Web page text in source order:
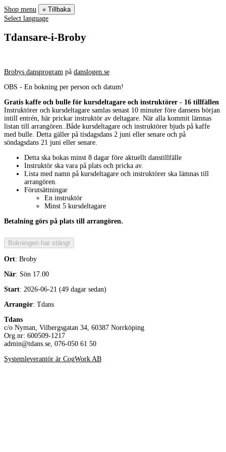
Shop menu
« Tillbaka
Select language
Tdansare-i-Broby
Brobys dansprogram på danslogen.se
OBS - En bokning per person och datum!
Gratis kaffe och bulle för kursdeltagare och instruktörer - 16 tillfällen
Instruktörer och kursdeltagare samlas senast 10 minuter före dansens början
intill entrén, här prickar instruktör av deltagare. När alla kommit lämnas
listan till arrangören..Både kursdeltagare och instruktörer bjuds på kaffe
med bulle. Detta gäller på tisdagsdans 2 juni eller senare och på
söndagsdans 21 juni eller senare.
Detta ska bokas minst 8 dagar före aktuellt danstillfälle
Instruktör ska vara på plats och pricka av.
Lista med namn på kursdeltagare och instruktörer ska lämnas till
arrangören.
Förutsättningar
En instruktör
Minst 5 kursdeltagare
Betalning görs på plats till arrangören.
Ort: Broby
När: Sön 17.00
Start: 2026-06-21 (49 dagar sedan)
Arrangör: Tdans
Tdans
c/o Nyman, Vilbergsgatan 34, 60387 Norrköping
Org.nr: 600509-1217
admin@tdans.se, 076-050 61 50
Systemleverantör är CogWork AB